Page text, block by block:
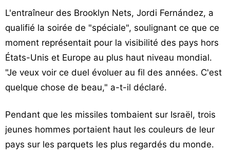
L'entraîneur des Brooklyn Nets, Jordi Fernández, a
qualifié la soirée de "spéciale", soulignant ce que ce
moment représentait pour la visibilité des pays hors
États-Unis et Europe au plus haut niveau mondial.
"Je veux voir ce duel évoluer au fil des années. C'est
quelque chose de beau," a-t-il déclaré.
Pendant que les missiles tombaient sur Israël, trois
jeunes hommes portaient haut les couleurs de leur
pays sur les parquets les plus regardés du monde.